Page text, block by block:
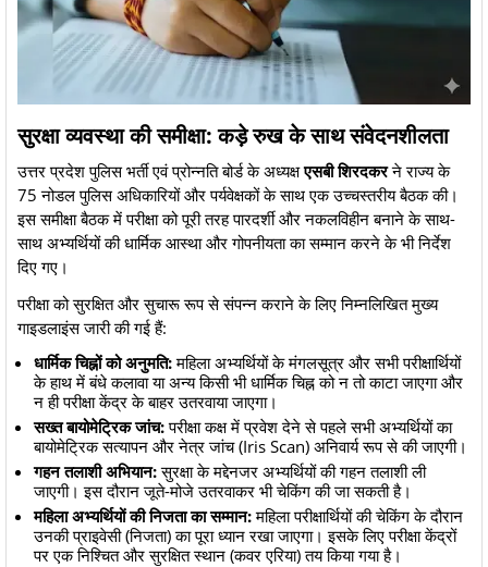
​सुरक्षा व्यवस्था की समीक्षा: कड़े रुख के साथ संवेदनशीलता
​उत्तर प्रदेश पुलिस भर्ती एवं प्रोन्नति बोर्ड के अध्यक्षएसबी शिरदकरने राज्य के
75 नोडल पुलिस अधिकारियों और पर्यवेक्षकों के साथ एक उच्चस्तरीय बैठक की।
इस समीक्षा बैठक में परीक्षा को पूरी तरह पारदर्शी और नकलविहीन बनाने के साथ-
साथ अभ्यर्थियों की धार्मिक आस्था और गोपनीयता का सम्मान करने के भी निर्देश
दिए गए।
​परीक्षा को सुरक्षित और सुचारू रूप से संपन्न कराने के लिए निम्नलिखित मुख्य
गाइडलाइंस जारी की गई हैं:
धार्मिक चिह्नों को अनुमति:महिला अभ्यर्थियों के मंगलसूत्र और सभी परीक्षार्थियों
के हाथ में बंधे कलावा या अन्य किसी भी धार्मिक चिह्न को न तो काटा जाएगा और
न ही परीक्षा केंद्र के बाहर उतरवाया जाएगा।
सख्त बायोमेट्रिक जांच:परीक्षा कक्ष में प्रवेश देने से पहले सभी अभ्यर्थियों का
बायोमेट्रिक सत्यापन और नेत्र जांच (Iris Scan) अनिवार्य रूप से की जाएगी।
गहन तलाशी अभियान:सुरक्षा के मद्देनजर अभ्यर्थियों की गहन तलाशी ली
जाएगी। इस दौरान जूते-मोजे उतरवाकर भी चेकिंग की जा सकती है।
महिला अभ्यर्थियों की निजता का सम्मान:महिला परीक्षार्थियों की चेकिंग के दौरान
उनकी प्राइवेसी (निजता) का पूरा ध्यान रखा जाएगा। इसके लिए परीक्षा केंद्रों
पर एक निश्चित और सुरक्षित स्थान (कवर एरिया) तय किया गया है।